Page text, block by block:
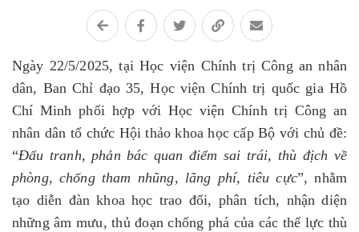
Ngày 22/5/2025, tại Học viện Chính trị Công an nhân
dân, Ban Chỉ đạo 35, Học viện Chính trị quốc gia Hồ
Chí Minh phối hợp với Học viện Chính trị Công an
nhân dân tổ chức Hội thảo khoa học cấp Bộ với chủ đề:
“Đấu tranh, phản bác quan điểm sai trái, thù địch về
phòng, chống tham nhũng, lãng phí, tiêu cực”, nhằm
tạo diễn đàn khoa học trao đổi, phân tích, nhận diện
những âm mưu, thủ đoạn chống phá của các thế lực thù